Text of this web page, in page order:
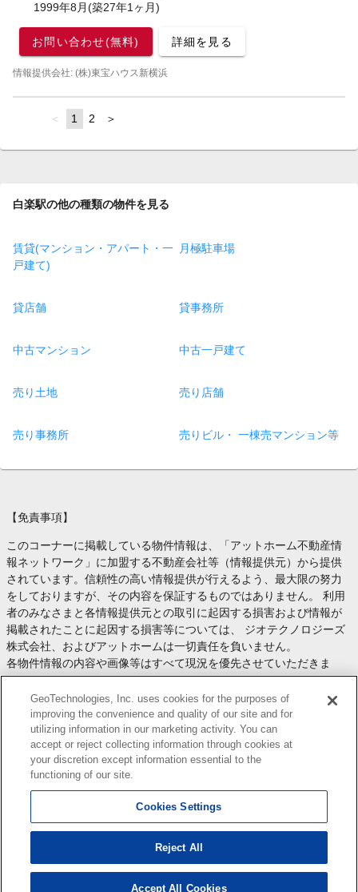
1999年8月(築27年1ヶ月)
お問い合わせ(無料) 詳細を見る
情報提供会社: (株)東宝ハウス新横浜
page
You're
page
1 page
2 page
白楽駅の他の種類の物件を見る
賃貸(マンション・アパート・一
戸建て)
月極駐車場
貸店舗 貸事務所
中古マンション 中古一戸建て
売り土地 売り店舗
売り事務所 売りビル・ 一棟売マンション等
【免責事項】
このコーナーに掲載している物件情報は、「アットホーム不動産情
報ネットワーク」に加盟する不動産会社等（情報提供元）から提供
されています。信頼性の高い情報提供が行えるよう、最大限の努力
をしておりますが、その内容を保証するものではありません。 利用
者のみなさまと各情報提供元との取引に起因する損害および情報が
掲載されたことに起因する損害等については、 ジオテクノロジーズ
株式会社、およびアットホームは一切責任を負いません。
各物件情報の内容や画像等はすべて現況を優先させていただきま
す。
お取引等（お取引の準備、資金調達等を含みます）の際には、内容
や契約条件等について、 各情報提供元より十分な説明を受け、ご自
身でご確認の上、判断してください。
このコーナーへの物件情報のご掲載、その他不動産業務ソリューシ
ョン等についての不動産会社様のお問合せはこちら
します。
Copyright(c) At Home Co.,Ltd. このサイトに掲載している情報の無断転載を禁止します。著作権
はアットホーム（株）またはその情報提供者に帰属します。
本ページはプロモーションが含まれています。
GeoTechnologies, Inc. uses cookies for the purposes of
improving the convenience and quality of our site and for
utilizing information in our marketing activity. You can
accept or reject collecting information through cookies at
your discretion except information essential to the
functioning of our site.
Cookies Settings
Reject All
Accept All Cookies